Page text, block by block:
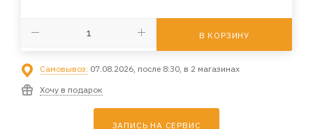
В КОРЗИНУ
Самовывоз: 07.08.2026, после 8:30, в 2 магазинах
Хочу в подарок
ЗАПИСЬ НА СЕРВИС